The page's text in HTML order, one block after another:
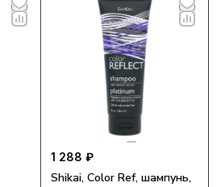
1 288 ₽
Shikai, Color Ref, шампунь,